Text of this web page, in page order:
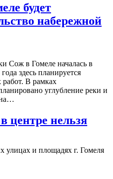
будет
набережной
Сож в Гомеле началась в
здесь планируется
работ. В рамках
углубление реки и
центре нельзя
и площадях г. Гомеля